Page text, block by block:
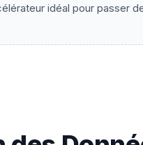
idéal pour passer